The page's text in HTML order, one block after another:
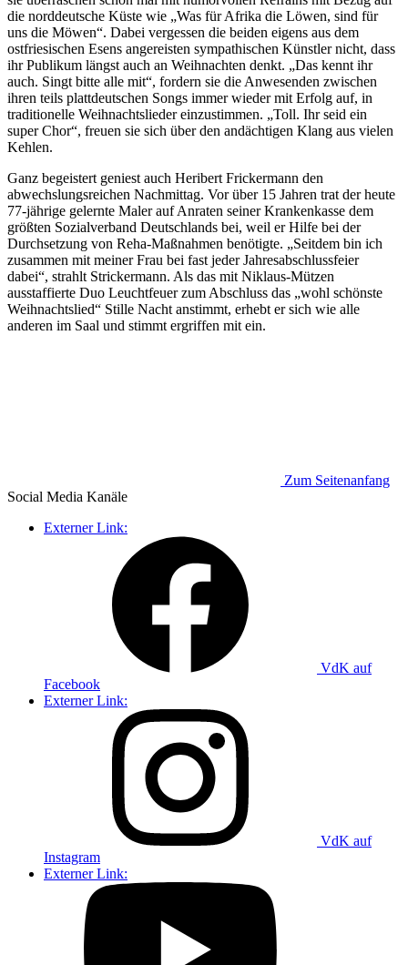
die norddeutsche Küste wie „Was für Afrika die Löwen, sind für
uns die Möwen“. Dabei vergessen die beiden eigens aus dem
ostfriesischen Esens angereisten sympathischen Künstler nicht, dass
ihr Publikum längst auch an Weihnachten denkt. „Das kennt ihr
auch. Singt bitte alle mit“, fordern sie die Anwesenden zwischen
ihren teils plattdeutschen Songs immer wieder mit Erfolg auf, in
traditionelle Weihnachtslieder einzustimmen. „Toll. Ihr seid ein
super Chor“, freuen sie sich über den andächtigen Klang aus vielen
Kehlen.
Ganz begeistert geniest auch Heribert Frickermann den
abwechslungsreichen Nachmittag. Vor über 15 Jahren trat der heute
77-jährige gelernte Maler auf Anraten seiner Krankenkasse dem
größten Sozialverband Deutschlands bei, weil er Hilfe bei der
Durchsetzung von Reha-Maßnahmen benötigte. „Seitdem bin ich
zusammen mit meiner Frau bei fast jeder Jahresabschlussfeier
dabei“, strahlt Strickermann. Als das mit Niklaus-Mützen
ausstaffierte Duo Leuchtfeuer zum Abschluss das „wohl schönste
Weihnachtslied“ Stille Nacht anstimmt, erhebt er sich wie alle
anderen im Saal und stimmt ergriffen mit ein.
Zum Seitenanfang
Social Media Kanäle
Externer Link:
VdK auf
Facebook
Externer Link:
VdK auf
Instagram
Externer Link: